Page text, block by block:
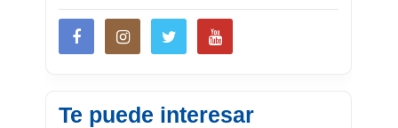
Te puede interesar